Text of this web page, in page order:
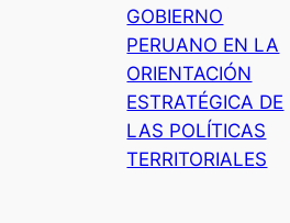
GOBIERNO
PERUANO EN LA
ORIENTACIÓN
ESTRATÉGICA DE
LAS POLÍTICAS
TERRITORIALES